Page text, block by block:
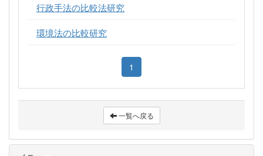
行政手法の比較法研究
環境法の比較研究
1
一覧へ戻る